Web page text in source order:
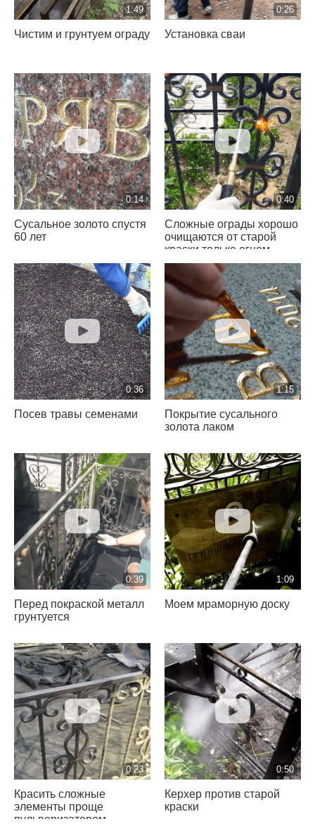
1:49
Чистим и грунтуем ограду
0:26
Установка сваи
0:14
Сусальное золото спустя
60 лет
0:40
Сложные ограды хорошо
очищаются от старой
краски только огнем
0:36
Посев травы семенами
1:15
Покрытие сусального
золота лаком
0:39
Перед покраской металл
грунтуется
1:09
Моем мраморную доску
0:23
Красить сложные
элементы проще
пульверизатором
0:50
Керхер против старой
краски